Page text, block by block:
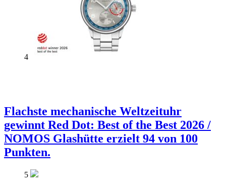
4
Flachste mechanische Weltzeituhr
gewinnt Red Dot: Best of the Best 2026 /
NOMOS Glashütte erzielt 94 von 100
Punkten.
5